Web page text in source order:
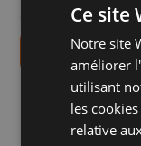
chaque boulette
Plus
celle-ci
Ce site
Notre site
améliorer
utilisant
les
relative